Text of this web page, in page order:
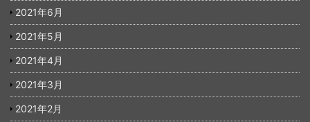
2021年6月
2021年5月
2021年4月
2021年3月
2021年2月